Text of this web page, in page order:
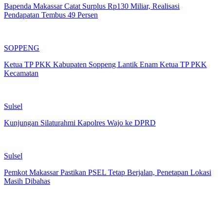
Bapenda Makassar Catat Surplus Rp130 Miliar, Realisasi
Pendapatan Tembus 49 Persen
SOPPENG
Ketua TP PKK Kabupaten Soppeng Lantik Enam Ketua TP PKK
Kecamatan
Sulsel
Kunjungan Silaturahmi Kapolres Wajo ke DPRD
Sulsel
Pemkot Makassar Pastikan PSEL Tetap Berjalan, Penetapan Lokasi
Masih Dibahas